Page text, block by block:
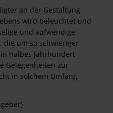
an der Gestaltung
wird beleuchtet und
und aufwendige
die um so schwieriger
halbes Jahrhundert
Gelegenheiten zur
in solchem Umfang